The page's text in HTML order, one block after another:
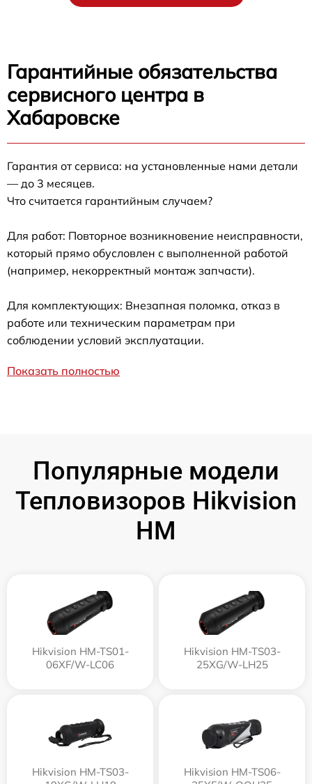
Гарантийные обязательства
сервисного центра в
Хабаровске
Гарантия от сервиса: на установленные нами детали
— до 3 месяцев.
Что считается гарантийным случаем?
Для работ: Повторное возникновение неисправности,
который прямо обусловлен с выполненной работой
(например, некорректный монтаж запчасти).
Для комплектующих: Внезапная поломка, отказ в
работе или техническим параметрам при
соблюдении условий эксплуатации.
Показать полностью
Популярные модели
Тепловизоров Hikvision
HM
Hikvision HM-TS01-
06XF/W-LC06
Hikvision HM-TS03-
25XG/W-LH25
Hikvision HM-TS03-
Hikvision HM-TS06-